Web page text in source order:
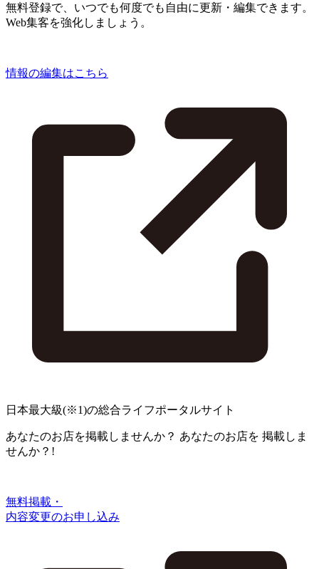
無料登録で、いつでも何度でも自由に更新・編集できます。
Web集客を強化しましょう。
情報の編集はこちら
日本最大級(※1)の総合ライフポータルサイト
あなたのお店を掲載しませんか？ あなたのお店を 掲載しま
せんか？!
無料掲載・
内容変更のお申し込み